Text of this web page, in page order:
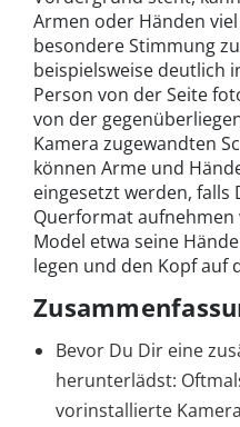
Armen oder Händen
besondere Stimmung
beispielsweise deutlich
Person von der Seite
von der
Kamera zugewandten
können Arme und
eingesetzt werden,
Querformat aufnehmen
Model etwa seine
legen und den Kopf auf
Bevor Du Dir eine
herunterlädst:
vorinstallierte